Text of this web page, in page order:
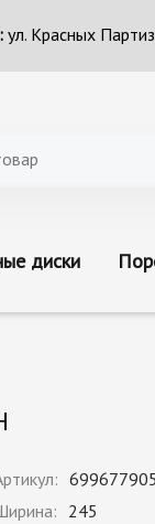
ул. Красных
диски
245